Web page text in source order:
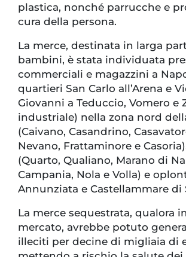
plastica, nonché parrucche e
cura della persona.
La merce, destinata in larga
bambini, è stata individuata
commerciali e magazzini a
quartieri San Carlo all’Arena e
Giovanni a Teduccio, Vomero e
industriale) nella zona nord
(Caivano, Casandrino,
Nevano, Frattaminore e
(Quarto, Qualiano, Marano di
Campania, Nola e Volla) e
Annunziata e Castellammare di
La merce sequestrata, qualora
mercato, avrebbe potuto
illeciti per decine di migliaia di